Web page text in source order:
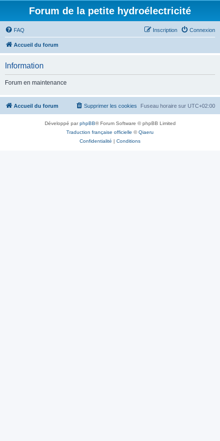
Forum de la petite hydroélectricité
FAQ Connexion
Inscription
Accueil du forum
Information
Forum en maintenance
Accueil du forum Fuseau horaire sur UTC+02:00
Supprimer les cookies
Développé parphpBB® Forum Software © phpBB Limited
Traduction française officielle ©Qiaeru
Confidentialité | Conditions